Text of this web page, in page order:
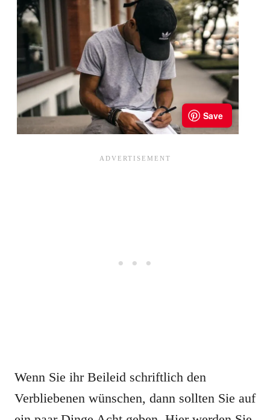
Wenn Sie ihr Beileid schriftlich den
Verbliebenen wünschen, dann sollten Sie auf